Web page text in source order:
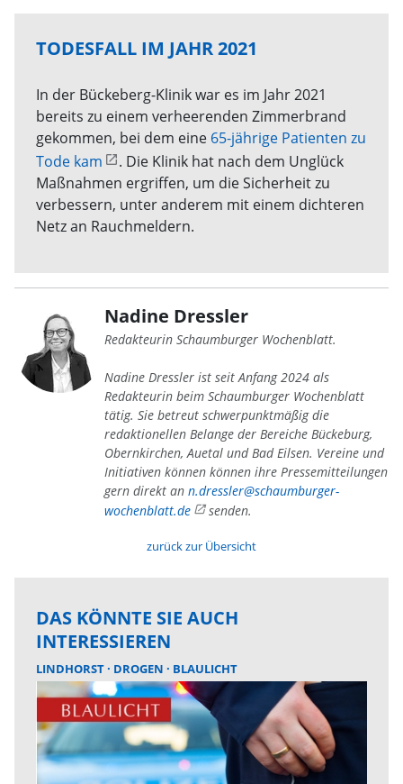
TODESFALL IM JAHR 2021
In der Bückeberg-Klinik war es im Jahr 2021
bereits zu einem verheerenden Zimmerbrand
gekommen, bei dem eine 65-jährige Patienten zu
Tode kam
. Die Klinik hat nach dem Unglück
Maßnahmen ergriffen, um die Sicherheit zu
verbessern, unter anderem mit einem dichteren
Netz an Rauchmeldern.
Nadine Dressler
Redakteurin Schaumburger Wochenblatt.
Nadine Dressler ist seit Anfang 2024 als
Redakteurin beim Schaumburger Wochenblatt
tätig. Sie betreut schwerpunktmäßig die
redaktionellen Belange der Bereiche Bückeburg,
Obernkirchen, Auetal und Bad Eilsen. Vereine und
Initiativen können können ihre Pressemitteilungen
gern direkt an n.dressler@schaumburger-
wochenblatt.de
senden.
zurück zur Übersicht
DAS KÖNNTE SIE AUCH
INTERESSIEREN
LINDHORST DROGEN BLAULICHT